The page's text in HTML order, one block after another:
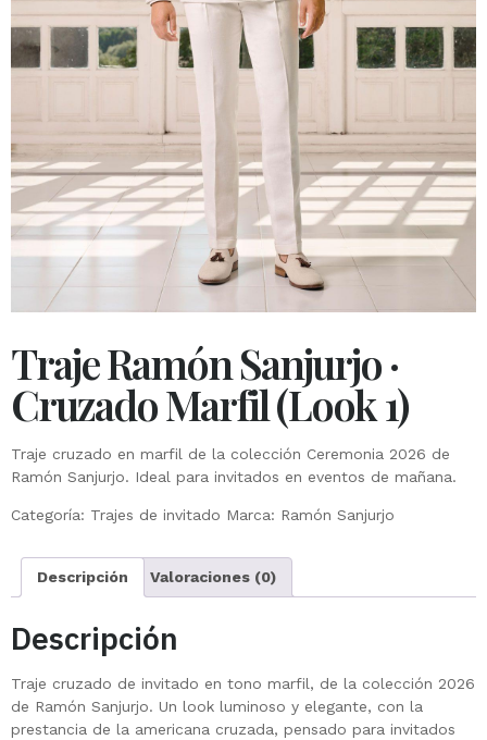
Traje Ramón Sanjurjo ·
Cruzado Marfil (Look 1)
Traje cruzado en marfil de la colección Ceremonia 2026 de
Ramón Sanjurjo. Ideal para invitados en eventos de mañana.
Categoría: Trajes de invitado Marca: Ramón Sanjurjo
Descripción Valoraciones (0)
Descripción
Traje cruzado de invitado en tono marfil, de la colección 2026
de Ramón Sanjurjo. Un look luminoso y elegante, con la
prestancia de la americana cruzada, pensado para invitados